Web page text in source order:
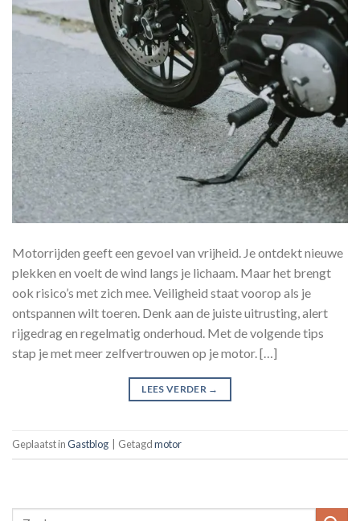
Motorrijden geeft een gevoel van vrijheid. Je ontdekt nieuwe
plekken en voelt de wind langs je lichaam. Maar het brengt
ook risico’s met zich mee. Veiligheid staat voorop als je
ontspannen wilt toeren. Denk aan de juiste uitrusting, alert
rijgedrag en regelmatig onderhoud. Met de volgende tips
stap je met meer zelfvertrouwen op je motor. […]
LEES VERDER →
Geplaatst inGastblog Getagdmotor